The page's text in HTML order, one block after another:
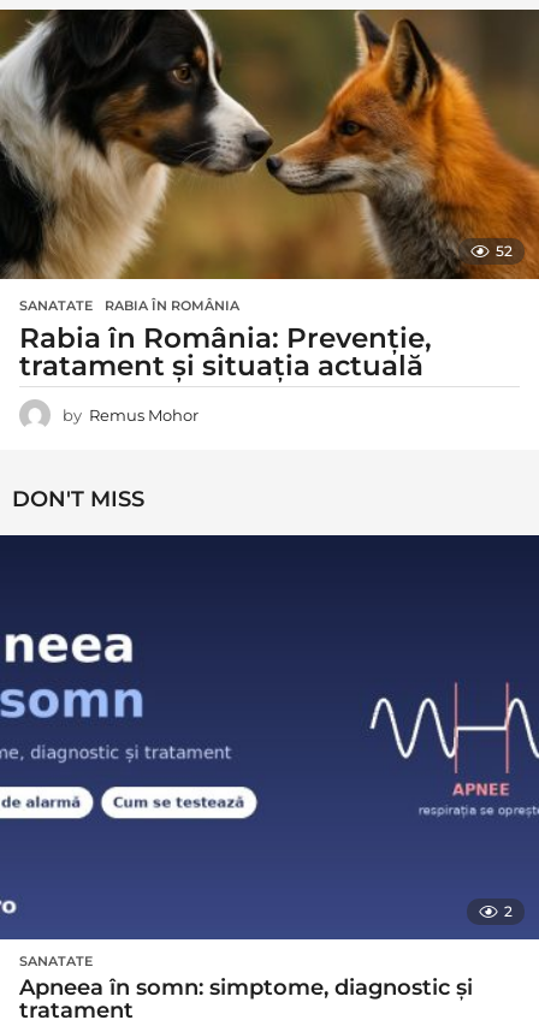
52
SANATATE RABIA ÎN ROMÂNIA
Rabia în România: Prevenție,
tratament și situația actuală
by Remus Mohor
DON'T MISS
2
SANATATE
Apneea în somn: simptome, diagnostic și
tratament